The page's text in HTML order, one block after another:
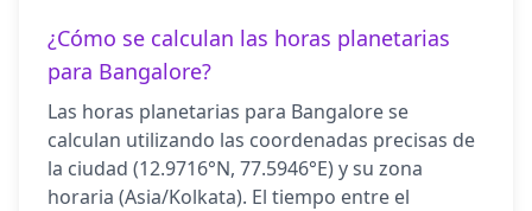
¿Cómo se calculan las horas planetarias
para Bangalore?
Las horas planetarias para Bangalore se
calculan utilizando las coordenadas precisas de
la ciudad (12.9716°N, 77.5946°E) y su zona
horaria (Asia/Kolkata). El tiempo entre el